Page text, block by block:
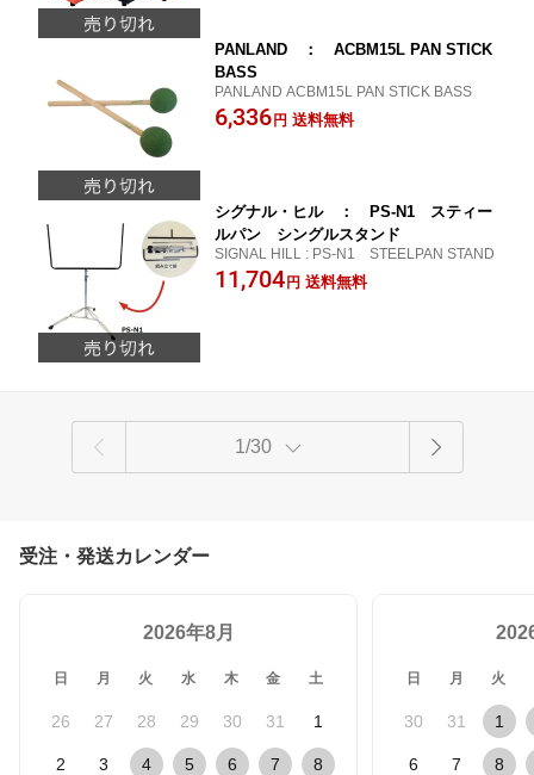
PANLAND ： ACBM15L PAN STICK
BASS
PANLAND ACBM15L PAN STICK BASS
6,336 円 送料無料
シグナル・ヒル ： PS-N1 スティー
ルパン シングルスタンド
SIGNAL HILL : PS-N1 STEELPAN STAND
11,704 円 送料無料
1/30
受注・発送カレンダー
2026年8月
日 月 火 水 木 金 土
26 27 28 29 30 31 1
2 3 4 5 6 7 8
日 月 火
30 31 1
6 7 8